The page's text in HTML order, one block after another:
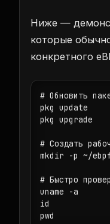
Ниже —
которые
конкретного
# Обновить
pkg update
pkg upgrade
# Создать
mkdir -p ~/
# Быстро
uname -a
id
pwd